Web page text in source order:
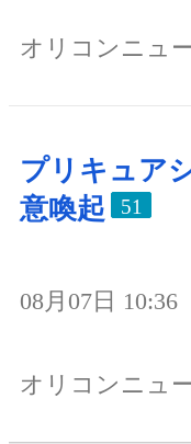
オリコンニュ
プリキュア
意喚起
51
08月07日 10:36
オリコンニュ